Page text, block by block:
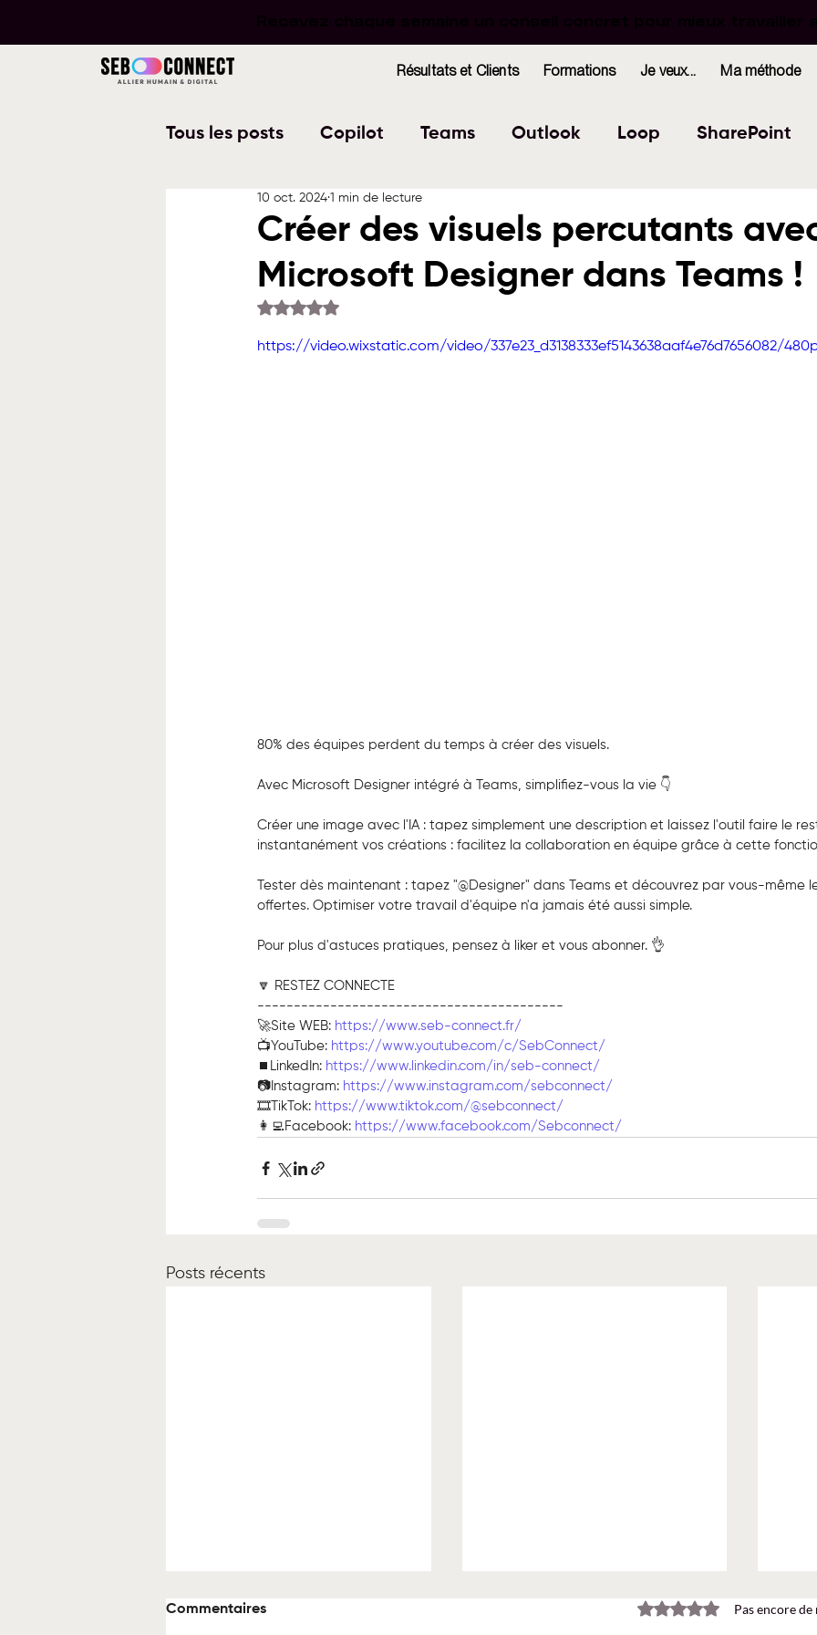
Recevez chaque semaine un conseil concret pour mieux travailler
Recevez chaque semaine un conseil concret pour mieux travailler
Résultats et Clients Formations Je veux... Ma méthode
Tous les posts Copilot Teams Outlook Loop SharePoint
PowerPoint Excel
Planner To Do Windows Bookings
Créer des visuels percutants
Microsoft Designer dans Teams !
10 oct. 2024 1 min de lecture
Noté NaN étoiles sur 5.
https://video.wixstatic.com/video/337e23_d3138333ef5143638aaf4e76d7656082/
80% des équipes perdent du temps à créer des visuels.
Avec Microsoft Designer intégré à Teams, simplifiez-vous la vie 👇
Créer une image avec l'IA : tapez simplement une description et laissez l'outil faire le
instantanément vos créations : facilitez la collaboration en équipe grâce à cette
Tester dès maintenant : tapez "@Designer" dans Teams et découvrez par vous-même
offertes. Optimiser votre travail d'équipe n'a jamais été aussi simple.
Pour plus d'astuces pratiques, pensez à liker et vous abonner. 👌
🔽 RESTEZ CONNECTE
------------------------------------------
🚀Site WEB: https://www.seb-connect.fr/
📺YouTube: https://www.youtube.com/c/SebConnect/
⏹️LinkedIn: https://www.linkedin.com/in/seb-connect/
📷Instagram: https://www.instagram.com/sebconnect/
🎞TikTok: https://www.tiktok.com/@sebconnect/
👩‍💻Facebook: https://www.facebook.com/Sebconnect/
Posts récents
Commentaires Noté 0 étoile sur 5.Pas encore de